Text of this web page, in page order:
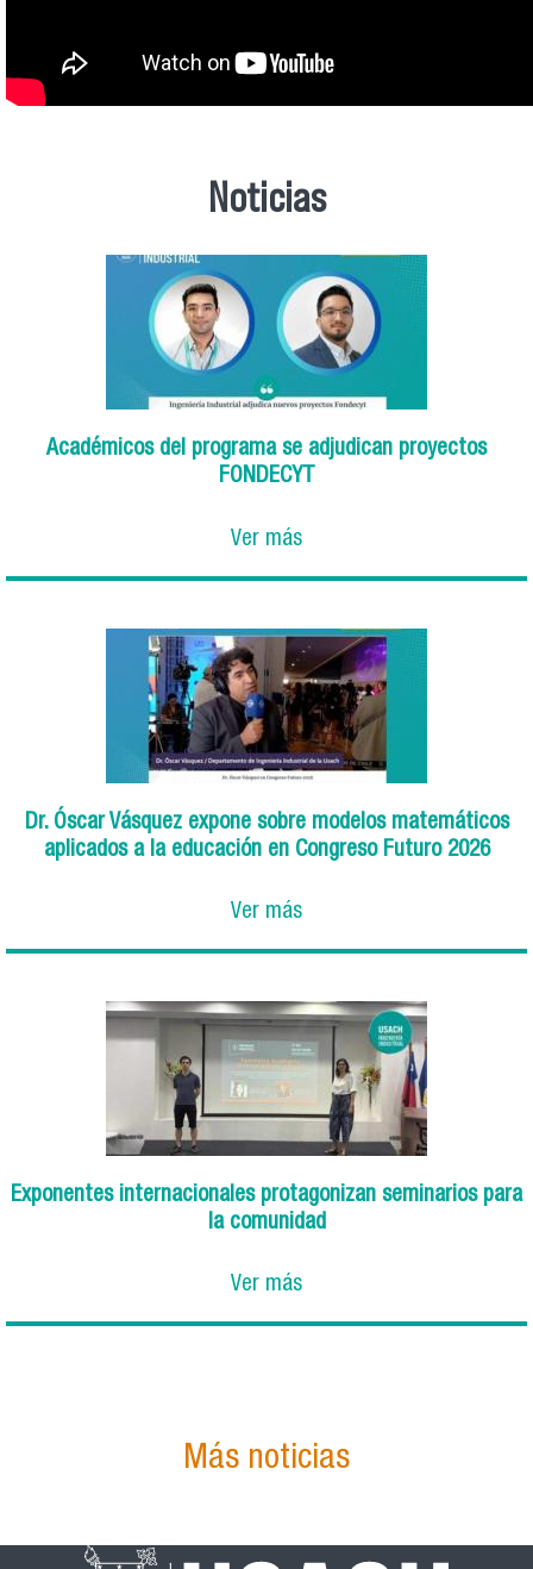
Noticias
Académicos del programa se adjudican proyectos
FONDECYT
Ver más
Dr. Óscar Vásquez expone sobre modelos matemáticos
aplicados a la educación en Congreso Futuro 2026
Ver más
Exponentes internacionales protagonizan seminarios para
la comunidad
Ver más
Más noticias